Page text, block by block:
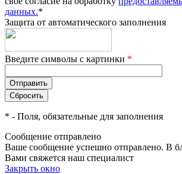
данных.*
Защита от автоматического заполнения
Введите символы с картинки *
* - Поля, обязательные для заполнения
Сообщение отправлено
Ваше сообщение успешно отправлено. В
Вами свяжется наш специалист
Закрыть окно